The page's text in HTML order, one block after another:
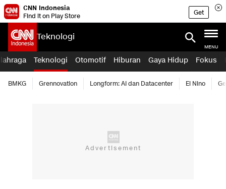
CNN Indonesia
Find it on Play Store
Get
Teknologi
MENU
Teknologi Otomotif Hiburan Gaya Hidup Fokus
BMKG Grennovation Longform: AI dan Datacenter El Nino